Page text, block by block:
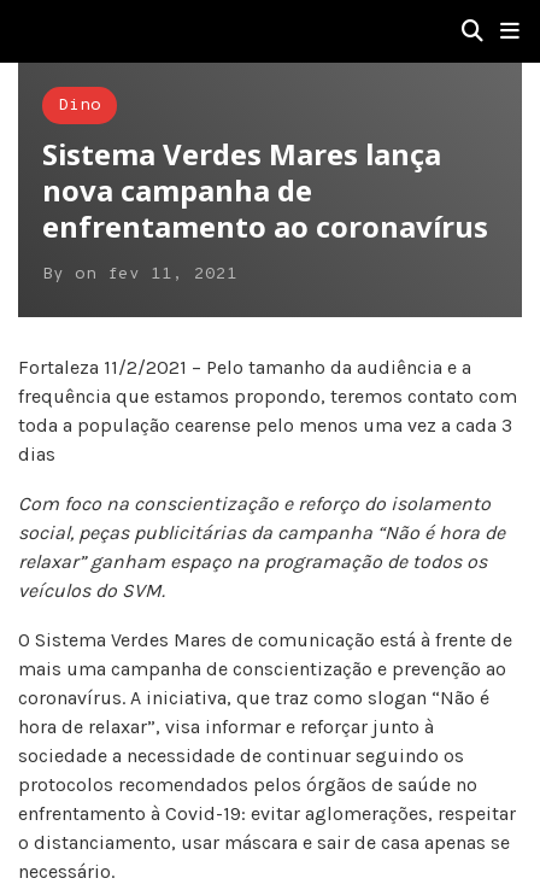
Dino
Sistema Verdes Mares lança
nova campanha de
enfrentamento ao coronavírus
By on fev 11, 2021
Fortaleza 11/2/2021 – Pelo tamanho da audiência e a
frequência que estamos propondo, teremos contato com
toda a população cearense pelo menos uma vez a cada 3
dias
Com foco na conscientização e reforço do isolamento
social, peças publicitárias da campanha “Não é hora de
relaxar” ganham espaço na programação de todos os
veículos do SVM.
O Sistema Verdes Mares de comunicação está à frente de
mais uma campanha de conscientização e prevenção ao
coronavírus. A iniciativa, que traz como slogan “Não é
hora de relaxar”, visa informar e reforçar junto à
sociedade a necessidade de continuar seguindo os
protocolos recomendados pelos órgãos de saúde no
enfrentamento à Covid-19: evitar aglomerações, respeitar
o distanciamento, usar máscara e sair de casa apenas se
necessário.